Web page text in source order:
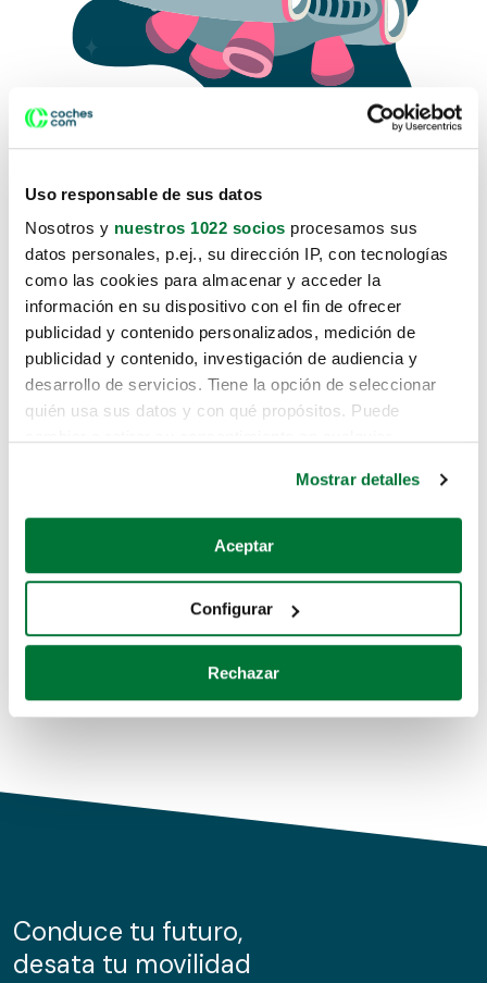
Uso responsable de sus datos
Nosotros y nuestros 1022 socios procesamos sus
datos personales, p.ej., su dirección IP, con tecnologías
como las cookies para almacenar y acceder la
información en su dispositivo con el fin de ofrecer
publicidad y contenido personalizados, medición de
publicidad y contenido, investigación de audiencia y
desarrollo de servicios. Tiene la opción de seleccionar
quién usa sus datos y con qué propósitos. Puede
Si lo permite, también quisiéramos:
Recopilar información sobre su ubicación geográfica
Identificar su dispositivo analizándolo activamente
para buscar características específicas (huellas
Obtenga más información sobre cómo se procesan sus
de cookies.
información sobre el uso que haga del sitio web con
nuestros partners de redes sociales, publicidad y análisis
Mostrar detalles
Aceptar
Configurar
Rechazar
Lo sentimos, no sabemos como
te hemos traido hasta aquí.
Pero puedes encontrar el coche que estás
buscando en alguno de estos enlaces:
Coches de segunda mano
Coches de km0
Conduce tu futuro,
desata tu movilidad